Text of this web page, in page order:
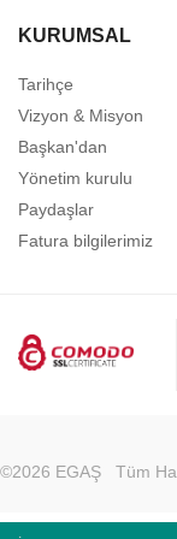
KURUMSAL
Tarihçe
Vizyon & Misyon
Başkan'dan
Yönetim kurulu
Paydaşlar
Fatura bilgilerimiz
©2026 EGAŞ Tüm